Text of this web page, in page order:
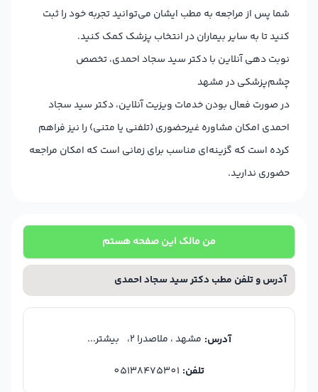
شما پس از مراجعه به مطب ایشان می‌توانید تجربه خود را ثبت
کنید تا به سایر بیماران در انتخاب پزشک کمک کنید.
نوبت دهی آنلاین با دکتر سید سجاد احمدی، تخصص
چشم‌پزشکی در مشهد
در صورت فعال بودن خدمات ویزیت آنلاین، دکتر سید سجاد
احمدی امکان مشاوره غیرحضوری (تلفنی یا متنی) را نیز فراهم
کرده است که گزینه‌ای مناسب برای زمانی است که امکان مراجعه
حضوری ندارید.
من مالک این صفحه هستم
آدرس و تلفن مطب دکتر سید سجاد احمدی
آدرس: مشهد ، ملاصدرا ۲، بیشتر...
تلفن: 05138475301